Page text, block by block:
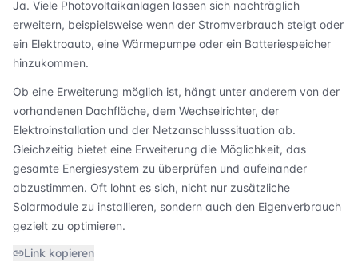
Ja. Viele Photovoltaikanlagen lassen sich nachträglich
erweitern, beispielsweise wenn der Stromverbrauch steigt oder
ein Elektroauto, eine Wärmepumpe oder ein Batteriespeicher
hinzukommen.
Ob eine Erweiterung möglich ist, hängt unter anderem von der
vorhandenen Dachfläche, dem Wechselrichter, der
Elektroinstallation und der Netzanschlusssituation ab.
Gleichzeitig bietet eine Erweiterung die Möglichkeit, das
gesamte Energiesystem zu überprüfen und aufeinander
abzustimmen. Oft lohnt es sich, nicht nur zusätzliche
Solarmodule zu installieren, sondern auch den Eigenverbrauch
gezielt zu optimieren.
Link kopieren